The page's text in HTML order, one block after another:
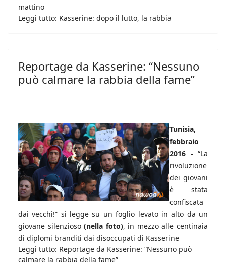
mattino
Leggi tutto: Kasserine: dopo il lutto, la rabbia
Reportage da Kasserine: “Nessuno
può calmare la rabbia della fame”
Tunisia,
febbraio
2016 - “La
rivoluzione
dei giovani
è stata
confiscata
dai vecchi!” si legge su un foglio levato in alto da un
giovane silenzioso(nella foto), in mezzo alle centinaia
di diplomi branditi dai disoccupati di Kasserine
Leggi tutto: Reportage da Kasserine: “Nessuno può
calmare la rabbia della fame”